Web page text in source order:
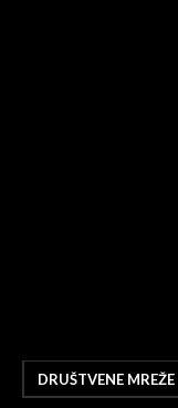
DRUŠTVENE MREŽE